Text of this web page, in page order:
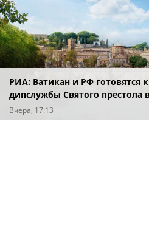
РИА: Ватикан и РФ готовятся
дипслужбы Святого престола
Вчера, 17:13